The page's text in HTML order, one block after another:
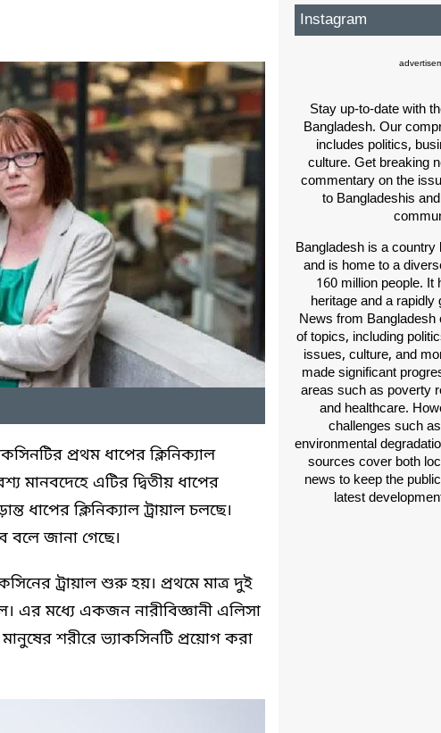
প্রথম ধাপের ক্লিনিক্যাল
মানবদেহে এটির দ্বিতীয় ধাপের
ধাপের ক্লিনিক্যাল ট্রায়াল চলছে।
জানা গেছে।
ট্রায়াল শুরু হয়। প্রথমে মাত্র দুই
এর মধ্যে একজন নারীবিজ্ঞানী এলিসা
শরীরে ভ্যাকসিনটি প্রয়োগ করা
Instagram
Stay up-to-date with
Bangladesh. Our
includes politics,
culture. Get breaking
commentary on the
to Bangladeshis
Bangladesh is a
and is home to a
160 million people. It
heritage and a
News from
of topics, including
issues, culture, and
made significant
areas such as poverty
and healthcare.
challenges such
environmental
sources cover both
news to keep the
latest